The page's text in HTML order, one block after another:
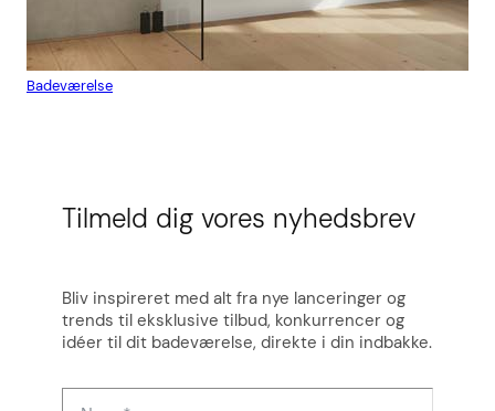
Badeværelse
Tilmeld dig vores nyhedsbrev
Bliv inspireret med alt fra nye lanceringer og
trends til eksklusive tilbud, konkurrencer og
idéer til dit badeværelse, direkte i din indbakke.